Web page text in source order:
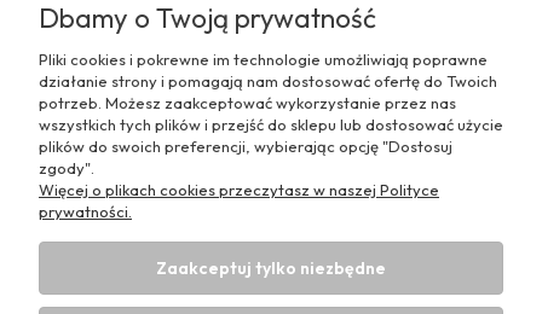
Dbamy o Twoją prywatność
Pliki cookies i pokrewne im technologie umożliwiają poprawne
działanie strony i pomagają nam dostosować ofertę do Twoich
potrzeb. Możesz zaakceptować wykorzystanie przez nas
wszystkich tych plików i przejść do sklepu lub dostosować użycie
plików do swoich preferencji, wybierając opcję "Dostosuj
zgody".
Więcej o plikach cookies przeczytasz w naszej Polityce
prywatności.
Zaakceptuj tylko niezbędne